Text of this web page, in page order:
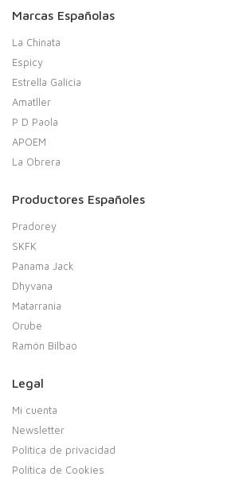
Marcas Españolas
La Chinata
Espicy
Estrella Galicia
Amatller
P D Paola
APOEM
La Obrera
Productores Españoles
Pradorey
SKFK
Panama Jack
Dhyvana
Matarrania
Orube
Ramón Bilbao
Legal
Mi cuenta
Newsletter
Política de privacidad
Política de Cookies